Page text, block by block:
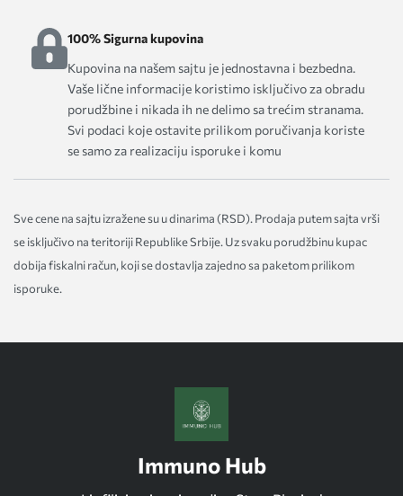
100% Sigurna kupovina
Kupovina na našem sajtu je jednostavna i bezbedna.
Vaše lične informacije koristimo isključivo za obradu
porudžbine i nikada ih ne delimo sa trećim stranama.
Svi podaci koje ostavite prilikom poručivanja koriste
se samo za realizaciju isporuke i komu
Sve cene na sajtu izražene su u dinarima (RSD). Prodaja putem sajta vrši
se isključivo na teritoriji Republike Srbije. Uz svaku porudžbinu kupac
dobija fiskalni račun, koji se dostavlja zajedno sa paketom prilikom
isporuke.
Immuno Hub